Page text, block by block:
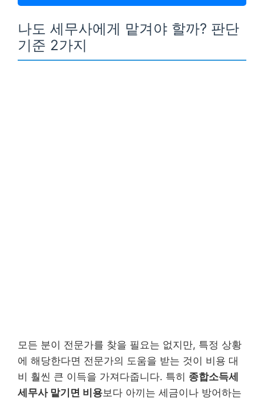
나도 세무사에게 맡겨야 할까? 판단
기준 2가지
모든 분이 전문가를 찾을 필요는 없지만, 특정 상황
에 해당한다면 전문가의 도움을 받는 것이 비용 대
비 훨씬 큰 이득을 가져다줍니다. 특히 종합소득세
세무사 맡기면 비용보다 아끼는 세금이나 방어하는